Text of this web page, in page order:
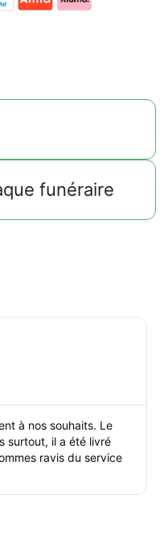
funéraire
à nos souhaits. Le
surtout, il a été livré
ravis du service